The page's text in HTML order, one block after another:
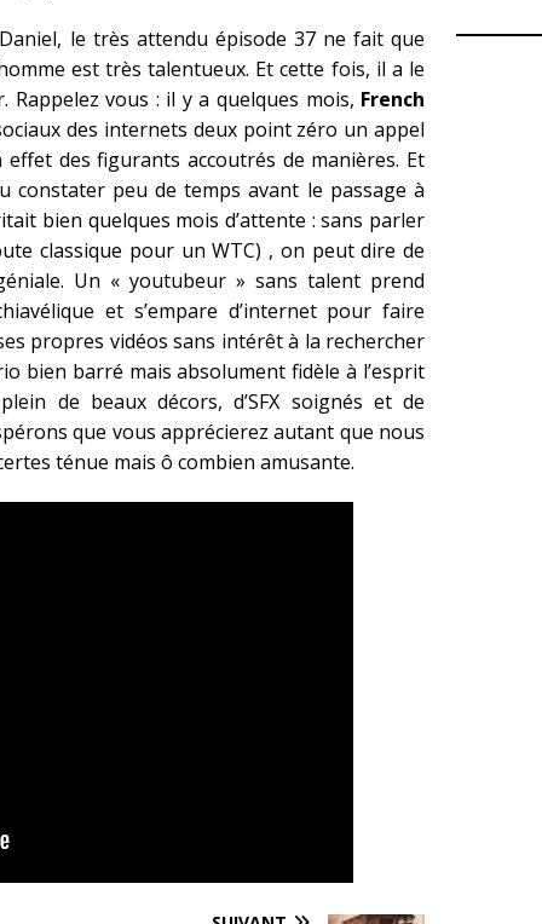
le très attendu épisode 37 ne fait que
est très talentueux. Et cette fois, il a le
vous : il y a quelques mois, French
des internets deux point zéro un appel
des figurants accoutrés de manières. Et
peu de temps avant le passage à
bien quelques mois d’attente : sans parler
classique pour un WTC) , on peut dire de
Un « youtubeur » sans talent prend
et s’empare d’internet pour faire
propres vidéos sans intérêt à la rechercher
bien barré mais absolument fidèle à l’esprit
de beaux décors, d’SFX soignés et de
que vous apprécierez autant que nous
ténue mais ô combien amusante.